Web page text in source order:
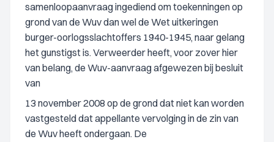
samenloopaanvraag ingediend om toekenningen op
grond van de Wuv dan wel de Wet uitkeringen
burger-oorlogsslachtoffers 1940-1945, naar gelang
het gunstigst is. Verweerder heeft, voor zover hier
van belang, de Wuv-aanvraag afgewezen bij besluit
van
13 november 2008 op de grond dat niet kan worden
vastgesteld dat appellante vervolging in de zin van
de Wuv heeft ondergaan. De